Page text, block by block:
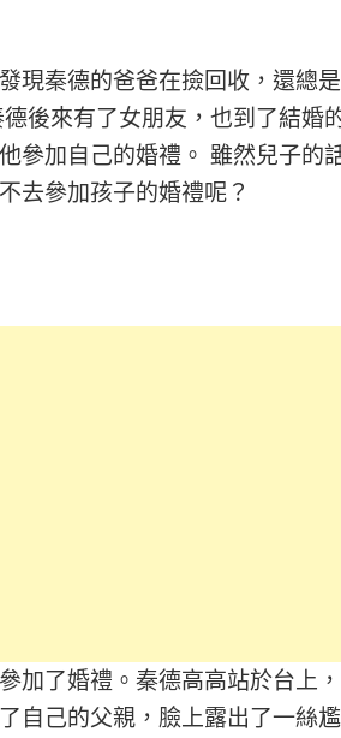
現秦德的爸爸在撿回收，還總
後來有了女朋友，也到了結婚
參加自己的婚禮。 雖然兒子的
去參加孩子的婚禮呢？
加了婚禮。秦德高高站於台上
自己的父親，臉上露出了一絲